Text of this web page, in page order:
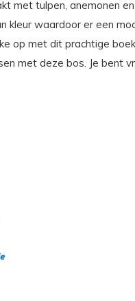
met tulpen, anemonen
kleur waardoor er een
op met dit prachtige
met deze bos. Je bent